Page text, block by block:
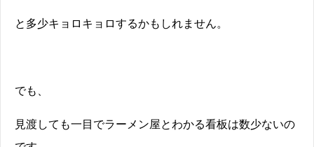
と多少キョロキョロするかもしれません。
でも、
見渡しても一目でラーメン屋とわかる看板は数少ないの